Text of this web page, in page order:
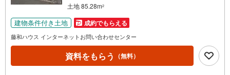
土地 85.28m2
建物条件付き土地 成約でもらえる
藤和ハウス インターネットお問い合わせセンター
資料をもらう （無料）